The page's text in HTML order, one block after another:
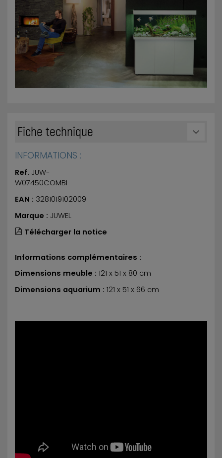
Fiche technique
INFORMATIONS :
Ref. JUW-
W07450COMBI
EAN : 3281019102009
Marque : JUWEL
Télécharger la notice
Informations complémentaires :
Dimensions meuble : 121 x 51 x 80 cm
Dimensions aquarium : 121 x 51 x 66 cm